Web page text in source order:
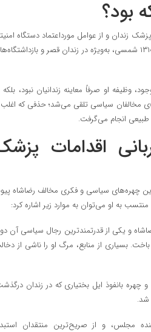
به شمار می‌رود.
زندان و از عوامل مورداعتماد دستگاه
و شهربانی دوران رضاشاه بود. او در دهه ۱۳۱۰ شمسی، به‌ویژه در زندان قصر و
وظیفه او صرفاً معاینه زندانیان نبود، بلکه
مخالفان سیاسی تلقی می‌شد؛ حذفی که اغلب
طبیعی انجام می‌گرفت.
اقدامات
چهره‌های سیاسی و فکری مخالف رضاشاه
به او می‌توان به موارد زیر اشاره کرد:
و یکی از قدرتمندترین رجال سیاسی آن
بسیاری از منابع، مرگ او را ناشی از
چهره بانفوذ ایل بختیاری که در زندان
شد.
مجلس، و از صریح‌ترین منتقدان